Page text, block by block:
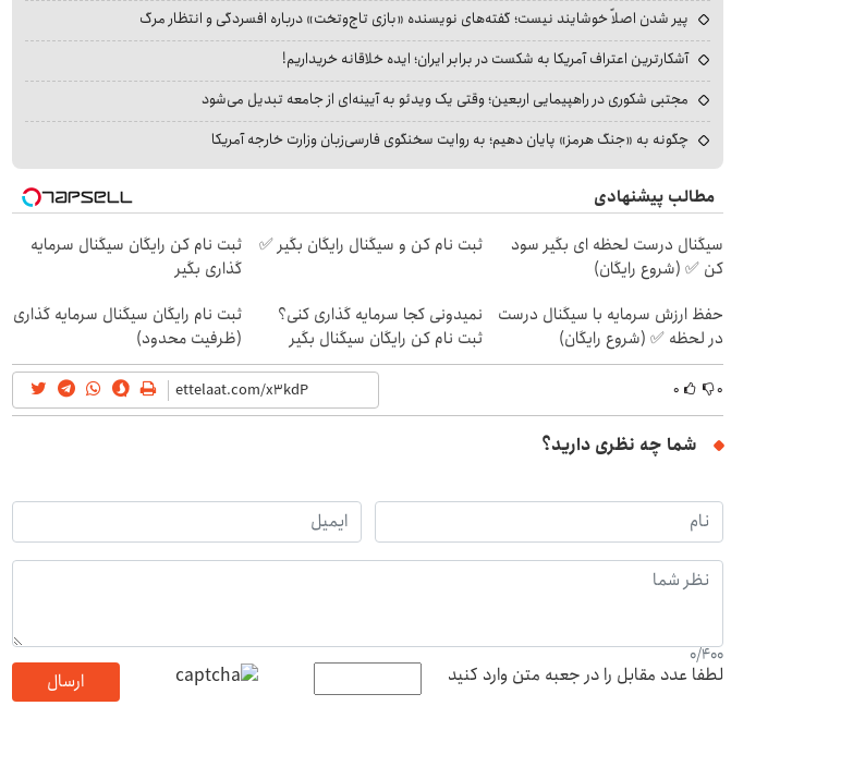
پیر شدن اصلاً خوشایند نیست؛ گفته‌های نویسنده «بازی تاج‌وتخت» درباره افسردگی و انتظار مرگ
آشکارترین اعتراف آمریکا به شکست در برابر ایران؛ ایده خلاقانه خریداریم!
مجتبی شکوری در راهپیمایی اربعین؛ وقتی یک ویدئو به آیینه‌ای از جامعه تبدیل می‌شود
چگونه به «جنگ هرمز» پایان دهیم؛ به روایت سخنگوی فارسی‌زبان وزارت خارجه آمریکا
مطالب پیشنهادی
سیگنال درست لحظه ای بگیر سود
کن ✅ (شروع رایگان)
ثبت نام کن و سیگنال رایگان بگیر ✅
ثبت نام کن رایگان سیگنال سرمایه
گذاری بگیر
حفظ ارزش سرمایه با سیگنال درست
در لحظه ✅ (شروع رایگان)
نمیدونی کجا سرمایه گذاری کنی؟
ثبت نام کن رایگان سیگنال بگیر
ثبت نام رایگان سیگنال سرمایه گذاری
(ظرفیت محدود)
۰ ۰
شما چه نظری دارید؟
0/400
لطفا عدد مقابل را در جعبه متن وارد کنید ارسال